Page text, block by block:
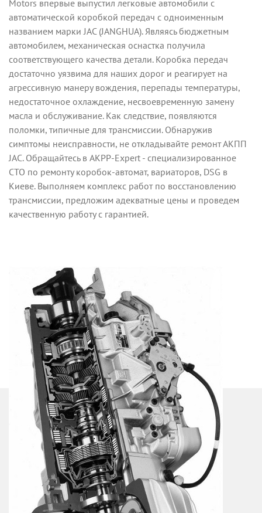
Motors впервые выпустил легковые автомобили с
автоматической коробкой передач с одноименным
названием марки JAC (JANGHUA). Являясь бюджетным
автомобилем, механическая оснастка получила
соответствующего качества детали. Коробка передач
достаточно уязвима для наших дорог и реагирует на
агрессивную манеру вождения, перепады температуры,
недостаточное охлаждение, несвоевременную замену
масла и обслуживание. Как следствие, появляются
поломки, типичные для трансмиссии. Обнаружив
симптомы неисправности, не откладывайте ремонт АКПП
JAC. Обращайтесь в AKPP-Expert - специализированное
СТО по ремонту коробок-автомат, вариаторов, DSG в
Киеве. Выполняем комплекс работ по восстановлению
трансмиссии, предложим адекватные цены и проведем
качественную работу с гарантией.